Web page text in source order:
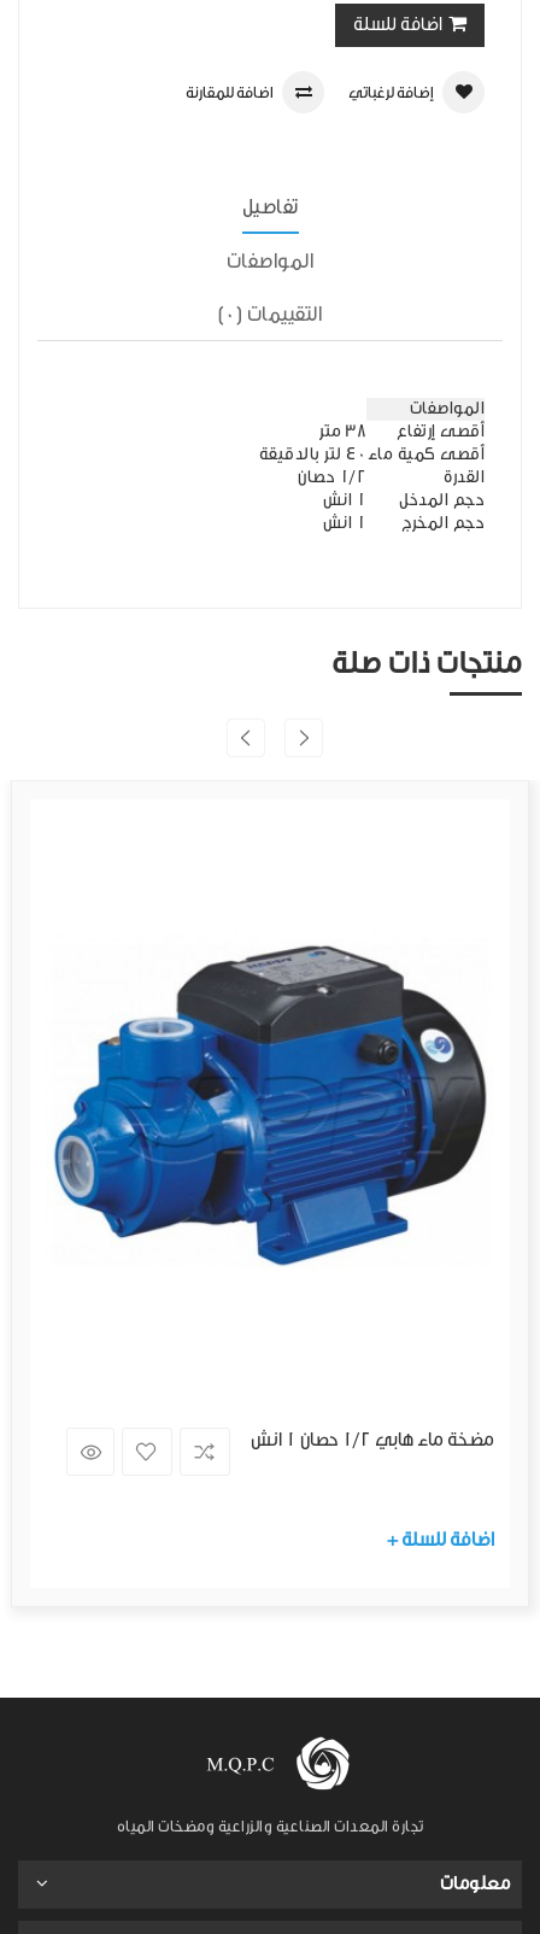
اضافة للسلة
إضافة لرغباتي اضافة للمقارنة
تفاصيل
المواصفات
التقييمات (0)
المواصفات
أقصى إرتفاع
38 متر
أقصى كمية ماء 40 لتر بالدقيقة
القدرة
1/2 حصان
حجم المدخل
1 انش
حجم المخرج
1 انش
منتجات ذات صلة
مضخة ماء هابي 1/2 حصان 1 انش
+ اضافة للسلة
تجارة المعدات الصناعية والزراعية ومضخات المياه
معلومات